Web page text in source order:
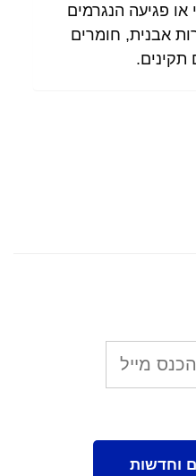
פגיעה הנגרמים
אבנית, חומרים
תקינים.